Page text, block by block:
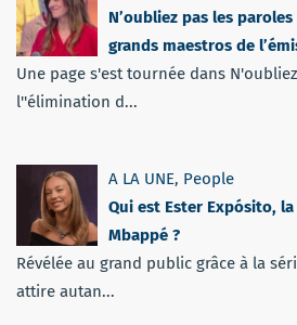
N’oubliez pas les
grands maestros de
Une page s'est tournée dans
l''élimination d...
A LA UNE, People
Qui est Ester Expósito,
Mbappé ?
Révélée au grand public grâce à la
attire autan...